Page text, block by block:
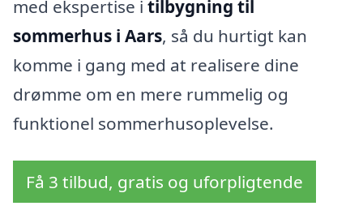
med ekspertise i tilbygning til
sommerhus i Aars, så du hurtigt kan
komme i gang med at realisere dine
drømme om en mere rummelig og
funktionel sommerhusoplevelse.
Få 3 tilbud, gratis og uforpligtende